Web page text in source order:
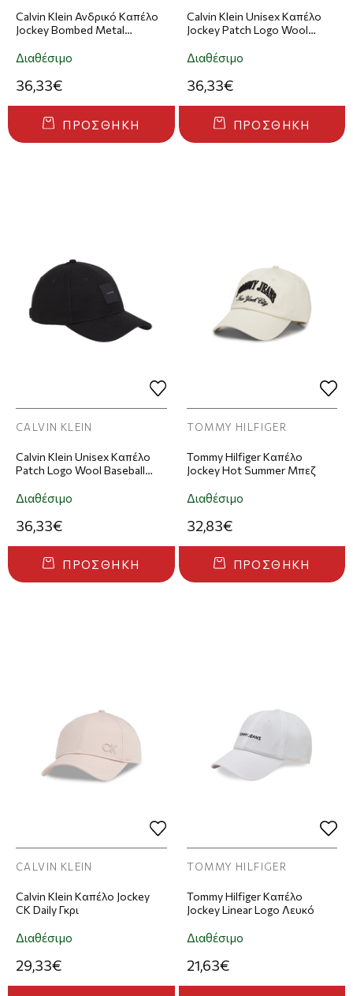
Calvin Klein Ανδρικό Καπέλο
Jockey Bombed Metal
Διαθέσιμο
36,33€
ΠΡΟΣΘΉΚΗ
Calvin Klein Unisex Καπέλο
Jockey Patch Logo Wool
Διαθέσιμο
36,33€
ΠΡΟΣΘΉΚΗ
CALVIN KLEIN
Calvin Klein Unisex Καπέλο
Patch Logo Wool Baseball
Διαθέσιμο
36,33€
ΠΡΟΣΘΉΚΗ
TOMMY HILFIGER
Tommy Hilfiger Καπέλο
Jockey Hot Summer Μπεζ
Διαθέσιμο
32,83€
ΠΡΟΣΘΉΚΗ
CALVIN KLEIN
Calvin Klein Καπέλο Jockey
CK Daily Γκρι
Διαθέσιμο
29,33€
TOMMY HILFIGER
Tommy Hilfiger Καπέλο
Jockey Linear Logo Λευκό
Διαθέσιμο
21,63€